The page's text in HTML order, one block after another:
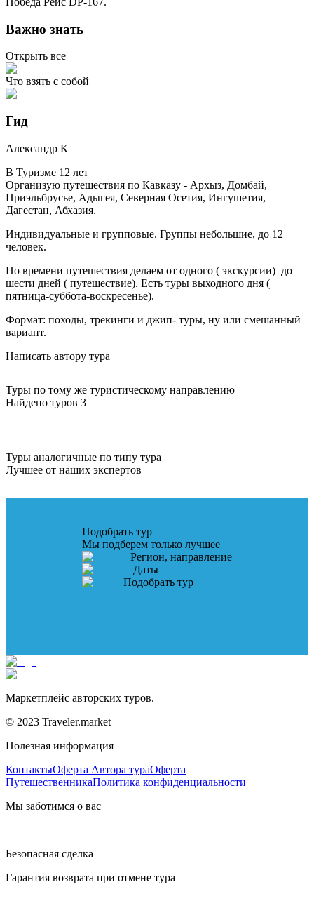
Важно знать
Открыть все
Что взять с собой
Гид
Александр К
В Туризме 12 лет
Организую путешествия по Кавказу - Архыз, Домбай,
Приэльбрусье, Адыгея, Северная Осетия, Ингушетия,
Дагестан, Абхазия.
Индивидуальные и групповые. Группы небольшие, до 12
человек.
По времени путешествия делаем от одного ( экскурсии) до
шести дней ( путешествие). Есть туры выходного дня (
пятница-суббота-воскресенье).
Формат: походы, трекинги и джип- туры, ну или смешанный
вариант.
Написать автору тура
Туры по тому же туристическому направлению
Найдено туров 3
Туры аналогичные по типу тура
Лучшее от наших экспертов
Подобрать тур
Мы подберем только лучшее
Регион, направление
Даты
Подобрать тур
Маркетплейс авторских туров.
© 2023 Traveler.market
Полезная информация
КонтактыОферта Автора тураОферта
ПутешественникаПолитика конфиденциальности
Мы заботимся о вас
Безопасная сделка
Гарантия возврата при отмене тура